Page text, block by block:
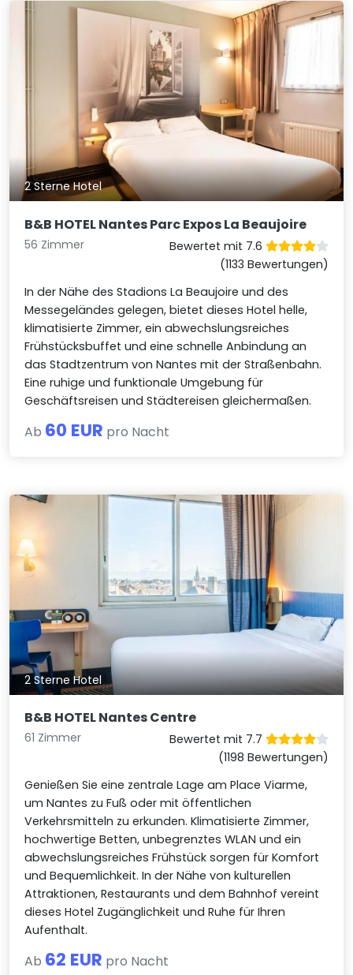
2 Sterne Hotel
B&B HOTEL Nantes Parc Expos La Beaujoire
56 Zimmer
Bewertet mit 7.6
(1133 Bewertungen)
In der Nähe des Stadions La Beaujoire und des
Messegeländes gelegen, bietet dieses Hotel helle,
klimatisierte Zimmer, ein abwechslungsreiches
Frühstücksbuffet und eine schnelle Anbindung an
das Stadtzentrum von Nantes mit der Straßenbahn.
Eine ruhige und funktionale Umgebung für
Geschäftsreisen und Städtereisen gleichermaßen.
Ab 60 EUR pro Nacht
2 Sterne Hotel
B&B HOTEL Nantes Centre
61 Zimmer
Bewertet mit 7.7
(1198 Bewertungen)
Genießen Sie eine zentrale Lage am Place Viarme,
um Nantes zu Fuß oder mit öffentlichen
Verkehrsmitteln zu erkunden. Klimatisierte Zimmer,
hochwertige Betten, unbegrenztes WLAN und ein
abwechslungsreiches Frühstück sorgen für Komfort
und Bequemlichkeit. In der Nähe von kulturellen
Attraktionen, Restaurants und dem Bahnhof vereint
dieses Hotel Zugänglichkeit und Ruhe für Ihren
Aufenthalt.
Ab 62 EUR pro Nacht